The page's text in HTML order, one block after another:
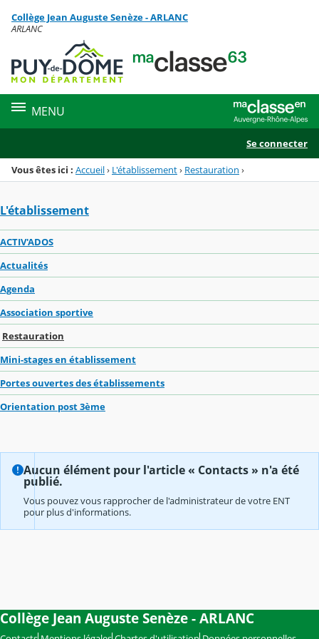
Menu de la rubrique
Contenu
Collège Jean Auguste Senèze - ARLANC
ARLANC
MENU
Se connecter
Vous êtes ici : Accueil› L'établissement› Restauration ›
L'établissement
ACTIV'ADOS
Actualités
Agenda
Association sportive
Restauration
Mini-stages en établissement
Portes ouvertes des établissements
Orientation post 3ème
Aucun élément pour l'article « Contacts » n'a été
publié.
Vous pouvez vous rapprocher de l'administrateur de votre ENT
pour plus d'informations.
Collège Jean Auguste Senèze - ARLANC